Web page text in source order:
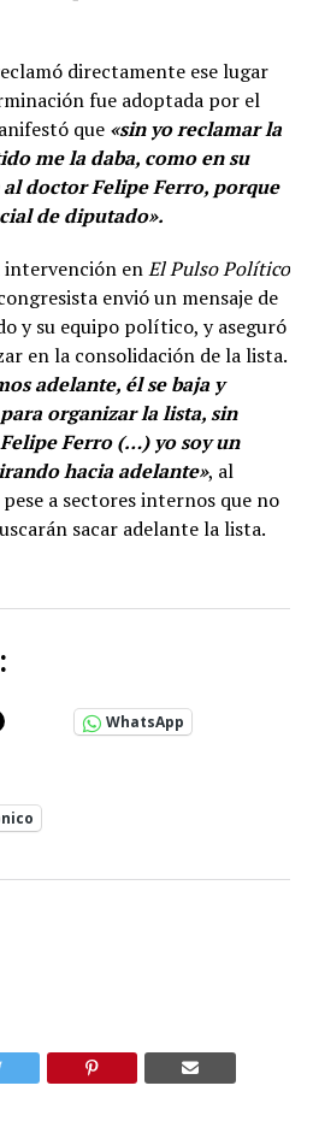
directamente ese lugar
fue adoptada por el
que «sin yo reclamar la
me la daba, como en su
doctor Felipe Ferro, porque
de diputado».
intervención enEl Pulso Político
envió un mensaje de
y su equipo político, y aseguró
en la consolidación de la lista.
adelante, él se baja y
organizar la lista, sin
Ferro (…) yo soy un
hacia adelante», al
a sectores internos que no
sacar adelante la lista.
WhatsApp